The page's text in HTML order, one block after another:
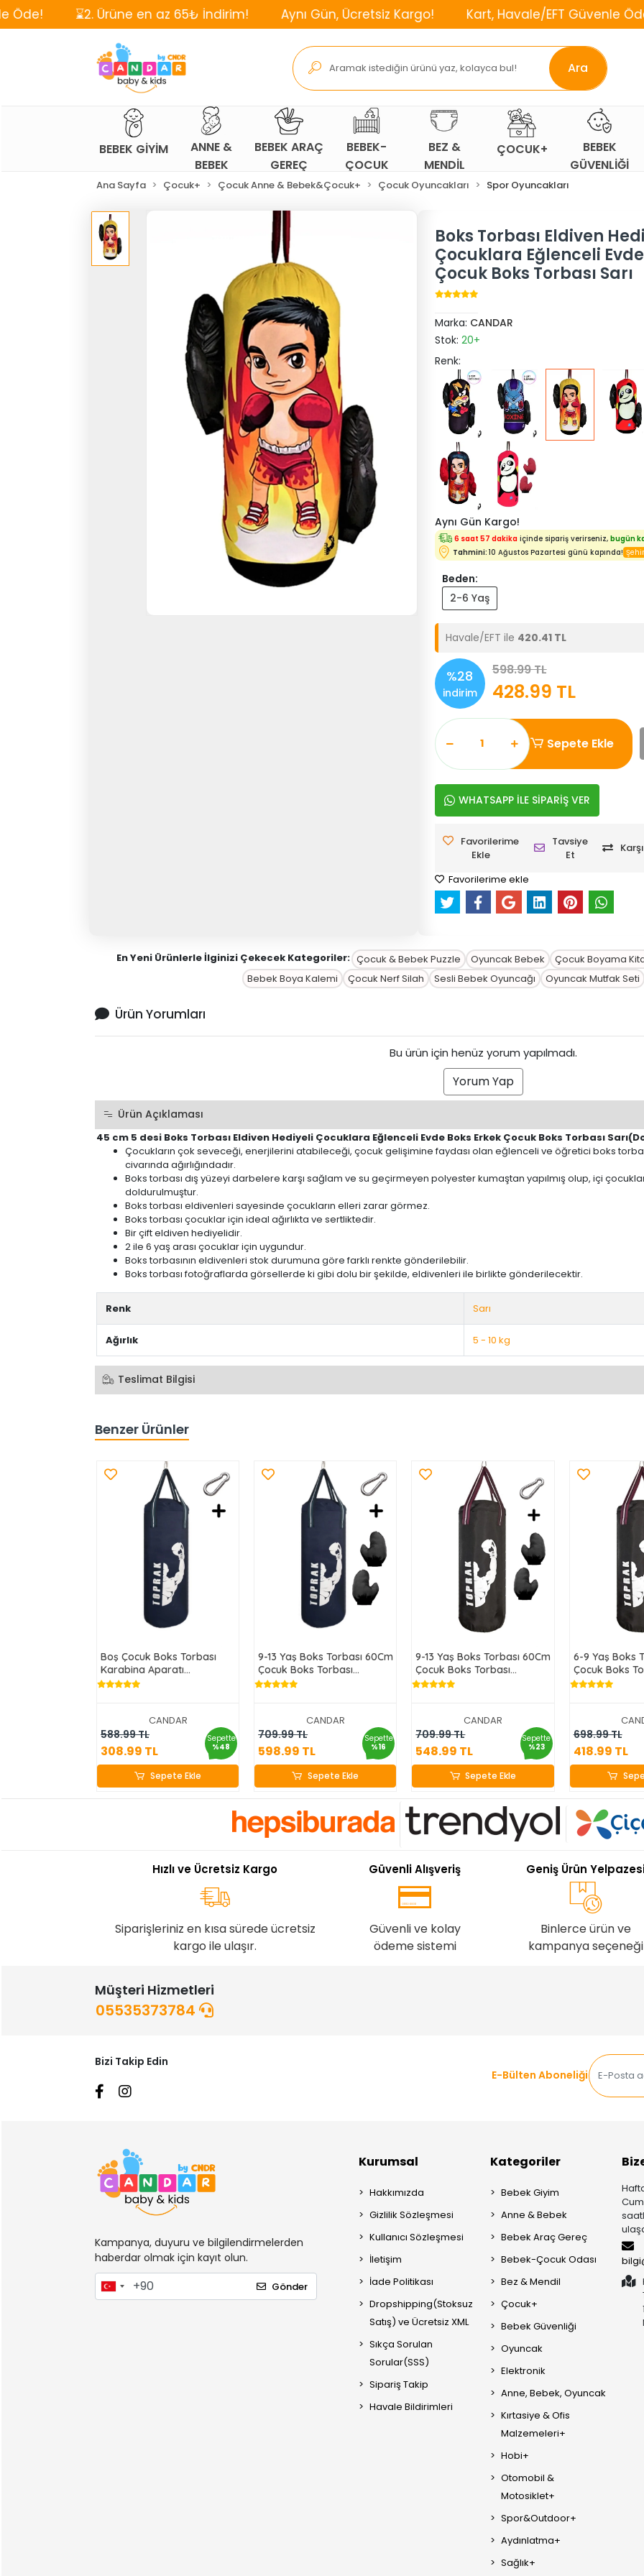
⌛2. Ürüne en az 65₺ İndirim! Aynı Gün, Ücretsiz Kargo! Kart, Havale/EFT Güvenle Öde! ⌛2.
Ara
BEBEK GİYİM
ANNE &
BEBEK
BEBEK ARAÇ
GEREÇ
BEBEK-
ÇOCUK
ODASI
BEZ &
MENDİL
ÇOCUK+
BEBEK
GÜVENLİĞİ
Ana Sayfa Çocuk+ Çocuk Anne & Bebek&Çocuk+ Çocuk Oyuncakları Spor Oyuncakları
Boks Torbası Eldiven
Çocuklara Eğlenceli
Çocuk Boks Torbası Sarı
Marka: CANDAR
Stok: 20+
Renk:
Aynı Gün Kargo!
6 saat 57 dakika içinde sipariş verirseniz,bugün
Tahmini: 10 Ağustos Pazartesi günü kapında!
Beden:
2-6 Yaş
Havale/EFT ile 420.41 TL
%28
indirim
598.99 TL
428.99 TL
Sepete Ekle
WHATSAPP İLE SİPARİŞ VER
Favorilerime
Ekle
Tavsiye
Et
Favorilerime ekle
En Yeni Ürünlerle İlginizi Çekecek Kategoriler: Çocuk & Bebek Puzzle Oyuncak Bebek Çocuk Boyama
Bebek Boya Kalemi
Çocuk Nerf Silah Sesli Bebek Oyuncağı Oyuncak Mutfak Seti
Ürün Yorumları
Bu ürün için henüz yorum yapılmadı.
Yorum Yap
Ürün Açıklaması
45 cm 5 desi Boks Torbası Eldiven Hediyeli Çocuklara Eğlenceli Evde Boks Erkek Çocuk Boks Torbası
Çocukların çok seveceği, enerjilerini atabileceği, çocuk gelişimine faydası olan eğlenceli ve öğretici boks
civarında ağırlığındadır.
Boks torbası dış yüzeyi darbelere karşı sağlam ve su geçirmeyen polyester kumaştan yapılmış olup, içi
doldurulmuştur.
Boks torbası eldivenleri sayesinde çocukların elleri zarar görmez.
Boks torbası çocuklar için ideal ağırlıkta ve sertliktedir.
Bir çift eldiven hediyelidir.
2 ile 6 yaş arası çocuklar için uygundur.
Boks torbasının eldivenleri stok durumuna göre farklı renkte gönderilebilir.
Boks torbası fotoğraflarda görsellerde ki gibi dolu bir şekilde, eldivenleri ile birlikte gönderilecektir.
Renk Sarı
Ağırlık 5 - 10 kg
Teslimat Bilgisi
Benzer Ürünler
Boş Çocuk Boks Torbası
Karabina Aparatı
Hediyeli(İçini
CANDAR
588.99 TL
308.99 TL
Sepette
%48
308.99 TL
Sepete Ekle
Sepete Ekle
9-13 Yaş Boks Torbası 60Cm
Çocuk Boks Torbası
Eldiven+Karabina Hediyeli
CANDAR
709.99 TL
598.99 TL
Sepette
%16
598.99 TL
Sepete Ekle
Sepete Ekle
9-13 Yaş Boks Torbası 60Cm
Çocuk Boks Torbası
Eldiven+Karabina Hediyeli
CANDAR
709.99 TL
548.99 TL
Sepette
%23
548.99 TL
Sepete Ekle
Sepete Ekle
6-9 Yaş Boks
Çocuk Boks
698.99 TL
418.99 TL
Hızlı ve Ücretsiz Kargo
Siparişleriniz en kısa sürede ücretsiz
kargo ile ulaşır.
Güvenli Alışveriş
Güvenli ve kolay
ödeme sistemi
Geniş Ürün
Binlerce ürün ve
kampanya seçeneği
Müşteri Hizmetleri
05535373784
Bizi Takip Edin
E-Bülten Aboneliği
Kampanya, duyuru ve bilgilendirmelerden
haberdar olmak için kayıt olun.
Gönder
Kurumsal
Hakkımızda
Gizlilik Sözleşmesi
Kullanıcı Sözleşmesi
İletişim
İade Politikası
Dropshipping(Stoksuz
Satış) ve Ücretsiz XML
Sıkça Sorulan
Sorular(SSS)
Sipariş Takip
Havale Bildirimleri
Kategoriler
Bebek Giyim
Anne & Bebek
Bebek Araç Gereç
Bebek-Çocuk Odası
Bez & Mendil
Çocuk+
Bebek Güvenliği
Oyuncak
Elektronik
Anne, Bebek, Oyuncak
Kırtasiye & Ofis
Malzemeleri+
Hobi+
Otomobil &
Motosiklet+
Spor&Outdoor+
Aydınlatma+
Sağlık+